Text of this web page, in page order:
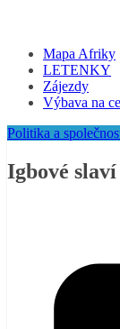
Mapa Afriky
LETENKY
Zájezdy
Výbava na
Politika a
Igbové